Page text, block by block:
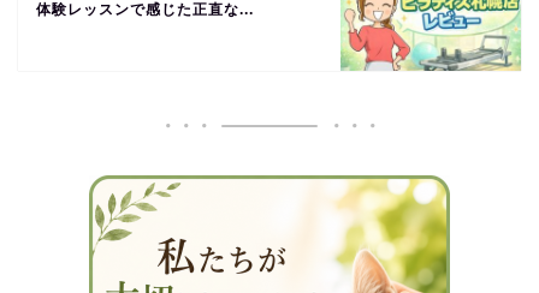
体験レッスンで感じた正直な...